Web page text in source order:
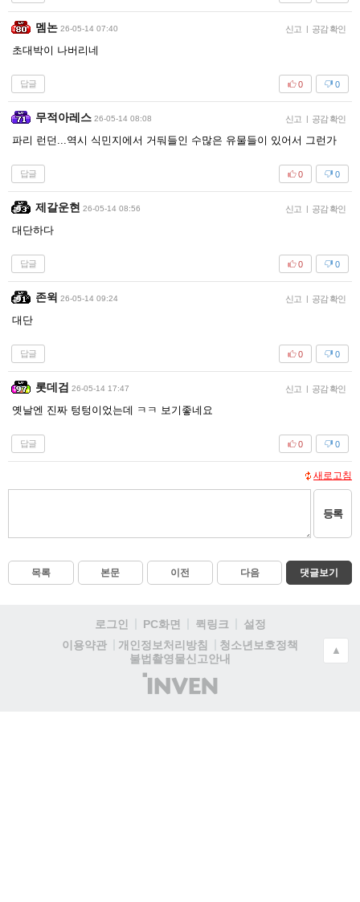
멤논 26-05-14 07:40 신고 | 공감 확인
초대박이 나버리네
답글 0
0
무적아레스 26-05-14 08:08 신고 | 공감 확인
파리 런던...역시 식민지에서 거둬들인 수많은 유물들이 있어서 그런가
답글 0
0
제갈운현 26-05-14 08:56 신고 | 공감 확인
대단하다
답글 0
0
존윅 26-05-14 09:24 신고 | 공감 확인
대단
답글 0
0
롯데검 26-05-14 17:47 신고 | 공감 확인
옛날엔 진짜 텅텅이었는데 ㅋㅋ 보기좋네요
답글 0
0
새로고침
등록
목록 본문 이전 다음 댓글보기
로그인 PC화면 퀵링크
설정
이용약관
개인정보처리방침
청소년보호정책
불법촬영물신고안내
(주)
인
▲